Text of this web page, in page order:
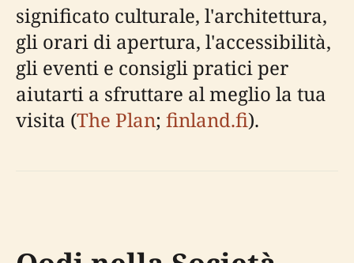
significato culturale, l'architettura,
gli orari di apertura, l'accessibilità,
gli eventi e consigli pratici per
aiutarti a sfruttare al meglio la tua
visita (The Plan; finland.fi).